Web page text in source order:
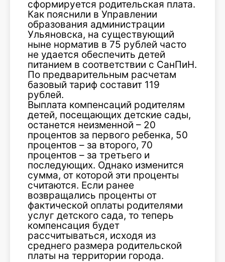
сформируется родительская плата.
Как пояснили в Управлении
образования администрации
Ульяновска, на существующий
ныне норматив в 75 рублей часто
не удается обеспечить детей
питанием в соответствии с СанПиН.
По предварительным расчетам
базовый тариф составит 119
рублей.
Выплата компенсаций родителям
детей, посещающих детские сады,
останется неизменной – 20
процентов за первого ребенка, 50
процентов – за второго, 70
процентов – за третьего и
последующих. Однако изменится
сумма, от которой эти проценты
считаются. Если ранее
возвращались проценты от
фактической оплаты родителями
услуг детского сада, то теперь
компенсация будет
рассчитываться, исходя из
среднего размера родительской
платы на территории города.